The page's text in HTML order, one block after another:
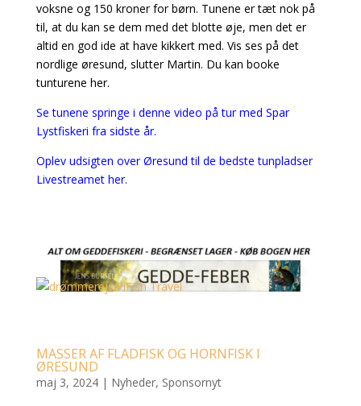
voksne og 150 kroner for børn. Tunene er tæt nok på
til, at du kan se dem med det blotte øje, men det er
altid en god ide at have kikkert med. Vis ses på det
nordlige øresund, slutter Martin. Du kan booke
tunturene her.
Se tunene springe i denne video på tur med Spar
Lystfiskeri fra sidste år.
Oplev udsigten over Øresund til de bedste tunpladser
Livestreamet her.
MASSER AF FLADFISK OG HORNFISK I
ØRESUND
maj 3, 2024| Nyheder, Sponsornyt